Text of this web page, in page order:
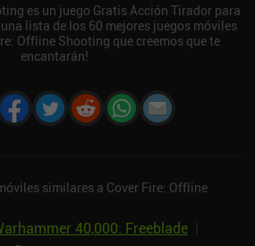
es un juego Gratis Acción Tirador para
una lista de los 60 mejores juegos móviles
Offline Shooting que creemos que te
encantarán!
similares a Cover Fire: Offline
40,000: Freeblade